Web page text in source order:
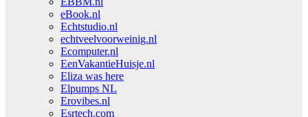
eBook.nl
Echtstudio.nl
echtveelvoorweinig.nl
Ecomputer.nl
EenVakantieHuisje.nl
Eliza was here
Elpumps NL
Erovibes.nl
Esrtech.com